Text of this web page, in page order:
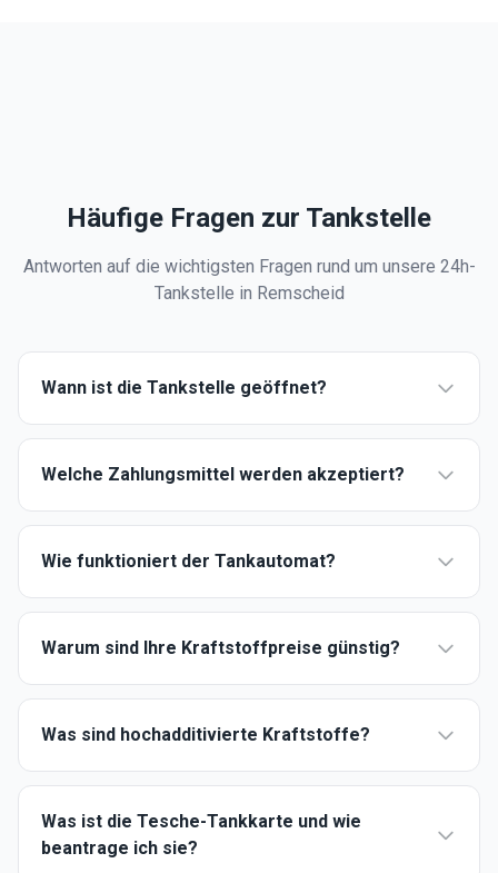
Häufige Fragen zur Tankstelle
Antworten auf die wichtigsten Fragen rund um unsere 24h-
Tankstelle in Remscheid
Wann ist die Tankstelle geöffnet?
Welche Zahlungsmittel werden akzeptiert?
Wie funktioniert der Tankautomat?
Warum sind Ihre Kraftstoffpreise günstig?
Was sind hochadditivierte Kraftstoffe?
Was ist die Tesche-Tankkarte und wie
beantrage ich sie?